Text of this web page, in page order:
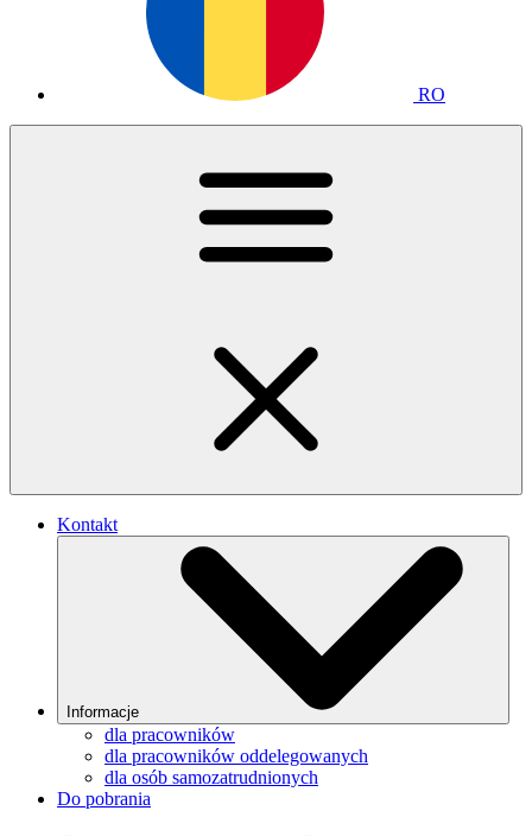
RO
Kontakt
Informacje
dla pracowników
dla pracowników oddelegowanych
dla osób samozatrudnionych
Do pobrania